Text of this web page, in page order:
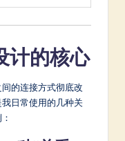
计的核心
的连接方式彻底改
日常使用的几种关